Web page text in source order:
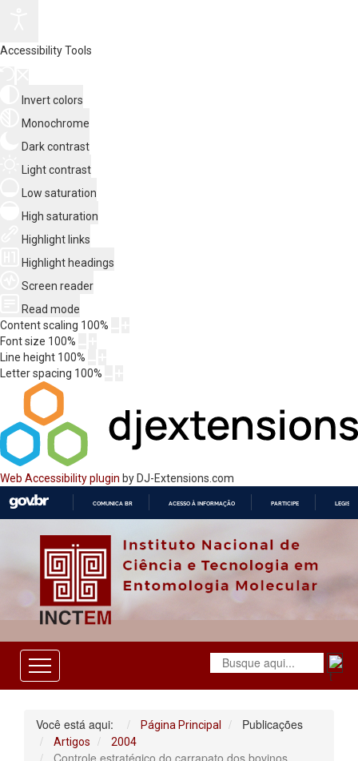
Accessibility Tools
Invert colors
Monochrome
Dark contrast
Light contrast
Low saturation
High saturation
Highlight links
Highlight headings
Screen reader
Read mode
Content scaling 100%
Font size 100%
Line height 100%
Letter spacing 100%
Web Accessibility plugin by DJ-Extensions.com
O
COMUNICA BR ACESSO À INFORMAÇÃO PARTICIPE
Você está aqui: Página Principal Publicações
Artigos 2004
Controle estratégico do carrapato dos bovinos